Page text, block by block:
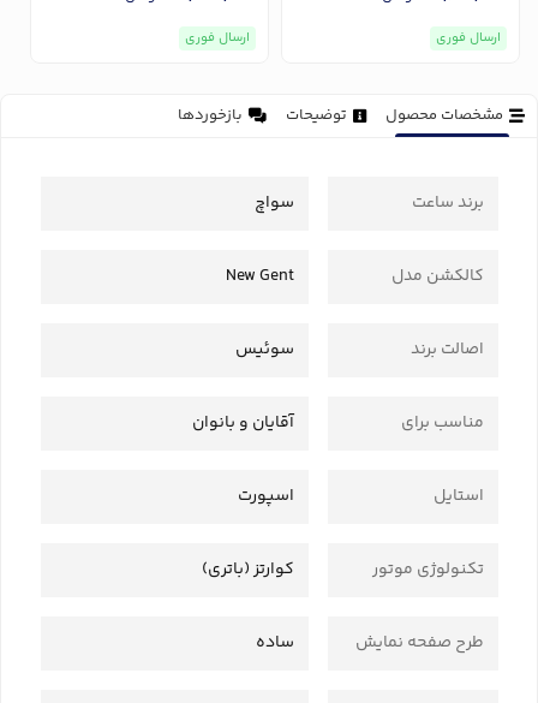
ارسال فوری ارسال فوری
مشخصات محصول توضیحات بازخوردها
برند ساعت سواچ
کالکشن مدل New Gent
اصالت برند سوئیس
مناسب برای آقایان و بانوان
استایل اسپورت
تکنولوژی موتور کوارتز (باتری)
طرح صفحه نمایش ساده